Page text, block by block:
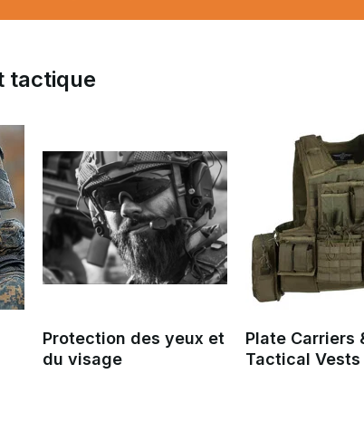
tactiques.
environnements bruyants.
tactique
Protection des yeux et
du visage
Plate Carriers
Tactical Vests